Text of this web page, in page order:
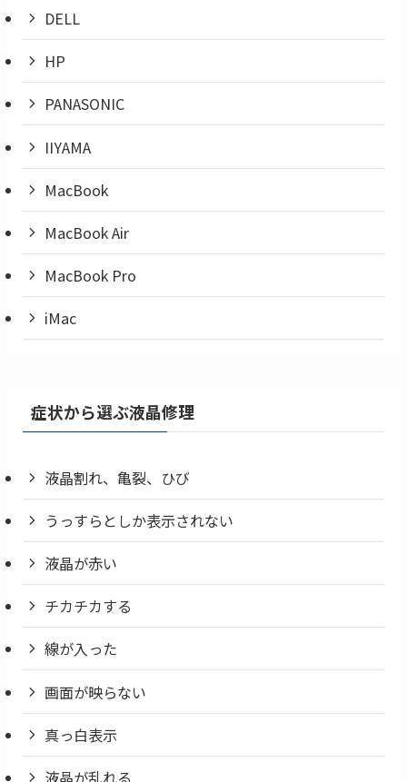
DELL
HP
PANASONIC
IIYAMA
MacBook
MacBook Air
MacBook Pro
iMac
症状から選ぶ液晶修理
液晶割れ、亀裂、ひび
うっすらとしか表示されない
液晶が赤い
チカチカする
線が入った
画面が映らない
真っ白表示
液晶が乱れる